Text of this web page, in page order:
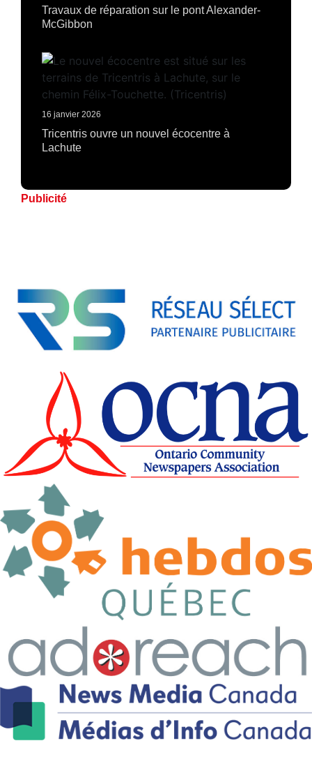
Travaux de réparation sur le pont Alexander-
McGibbon
16 janvier 2026
Tricentris ouvre un nouvel écocentre à
Lachute
Publicité